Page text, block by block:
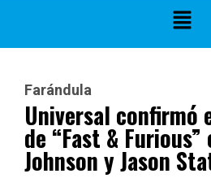
Farándula
Universal confirmó
de “Fast & Furious”
Johnson y Jason